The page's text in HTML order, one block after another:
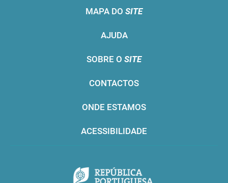
MAPA DO SITE
AJUDA
SOBRE O SITE
CONTACTOS
ONDE ESTAMOS
ACESSIBILIDADE